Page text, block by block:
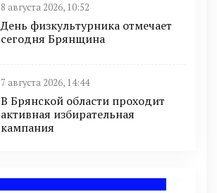
8 августа 2026, 10:52
День физкультурника отмечает
сегодня Брянщина
7 августа 2026, 14:44
В Брянской области проходит
активная избирательная
кампания